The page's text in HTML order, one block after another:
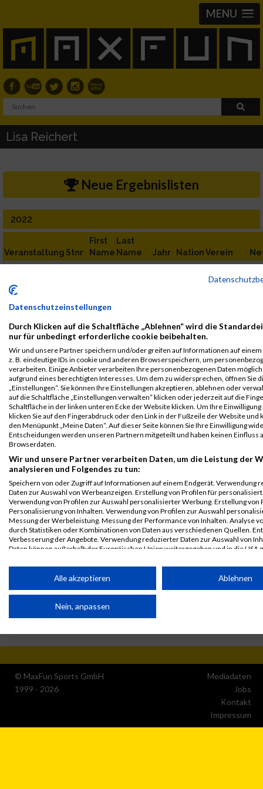
MENU
Lisa Reichert
Neue Ergebnislisten
2022
Veranstaltung Stnr
First
Name
Last
Name
Jahr NationVerein
Johanniter
Einzelwertung
männlich
B2Run Koblenz
Teamwertung
männlich
4558 Lisa Reichert 0000 GER
Die
Johanniter
B2Run Koblenz
Teamwertung
mixed
4558 Lisa Reichert 0000 GER
Die
Johanniter
Legende:
GPos = Geschlechter Position, KPos = Kategorie Position, TPos =
Disqualifiziert
© MaxFun Sports GmbH
1999 - 2026
Mediadaten
Jobs
Kontakt
Impressum
Datenschutzeinstellungen
Durch Klicken auf die Schaltfläche „Ablehnen“ wird die
nur für unbedingt erforderliche cookie beibehalten.
Wir und unsere Partner speichern und/oder greifen auf Informationen auf einem
z. B. eindeutige IDs in cookie und anderen Browserspeichern, um
verarbeiten. Einige Anbieter verarbeiten Ihre personenbezogenen Daten
aufgrund eines berechtigten Interesses. Um dem zu widersprechen, öffnen Sie
„Einstellungen“. Sie können Ihre Einstellungen akzeptieren, ablehnen oder
auf die Schaltfläche „Einstellungen verwalten“ klicken oder jederzeit auf die
Schaltfläche in der linken unteren Ecke der Website klicken. Um Ihre
klicken Sie auf den Fingerabdruck oder den Link in der Fußzeile der Website und
den Menüpunkt „Meine Daten“. Auf dieser Seite können Sie Ihre Einwilligung
Entscheidungen werden unseren Partnern mitgeteilt und haben keinen Einfluss
Browserdaten.
Wir und unsere Partner verarbeiten Daten, um die Leistung der
analysieren und Folgendes zu tun:
Speichern von oder Zugriff auf Informationen auf einem Endgerät. Verwendung
Daten zur Auswahl von Werbeanzeigen. Erstellung von Profilen für
Verwendung von Profilen zur Auswahl personalisierter Werbung. Erstellung von
Personalisierung von Inhalten. Verwendung von Profilen zur Auswahl
Messung der Werbeleistung. Messung der Performance von Inhalten. Analyse
durch Statistiken oder Kombinationen von Daten aus verschiedenen Quellen.
Verbesserung der Angebote. Verwendung reduzierter Daten zur Auswahl von
Daten können außerhalb der Europäischen Union weitergegeben und in die USA
Partnerliste anzeigen (1 IAB-Anbieter)
Wir nutzen Ihre Daten für folgende Zwecke:
Speichern von oder Zugriff auf Informationen auf einem
Verwendung reduzierter Daten zur Auswahl von
Werbeanzeigen
Alle akzeptieren Ablehnen
Nein, anpassen